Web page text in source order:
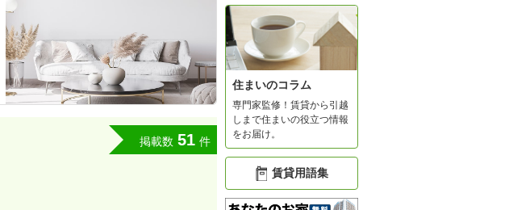
掲載数 51 件
住まいのコラム
専門家監修！賃貸から引越
しまで住まいの役立つ情報
をお届け。
賃貸用語集